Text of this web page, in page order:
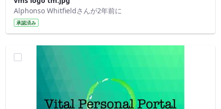
Alphonso Whitfieldさんが2年前に
承認済み